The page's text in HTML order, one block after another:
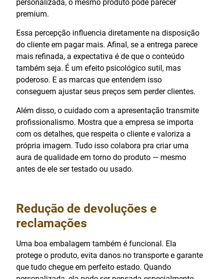
personalizada, o mesmo produto pode parecer
premium.
Essa percepção influencia diretamente na disposição
do cliente em pagar mais. Afinal, se a entrega parece
mais refinada, a expectativa é de que o conteúdo
também seja. É um efeito psicológico sutil, mas
poderoso. E as marcas que entendem isso
conseguem ajustar seus preços sem perder clientes.
Além disso, o cuidado com a apresentação transmite
profissionalismo. Mostra que a empresa se importa
com os detalhes, que respeita o cliente e valoriza a
própria imagem. Tudo isso colabora pra criar uma
aura de qualidade em torno do produto — mesmo
antes de ele ser testado ou usado.
Redução de devoluções e
reclamações
Uma boa embalagem também é funcional. Ela
protege o produto, evita danos no transporte e garante
que tudo chegue em perfeito estado. Quando